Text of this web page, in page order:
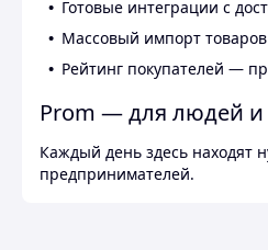
Готовые интеграции с
Массовый импорт
Рейтинг покупателей —
Prom — для людей и
Каждый день здесь находят
предпринимателей.